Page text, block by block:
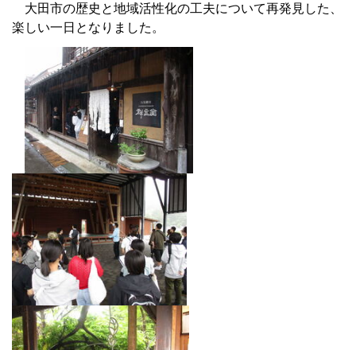
大田市の歴史と地域活性化の工夫について再発見した、
楽しい一日となりました。